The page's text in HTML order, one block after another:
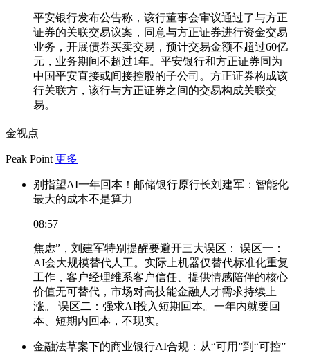
平安银行发布公告称，该行董事会审议通过了与方正
证券的关联交易议案，同意与方正证券进行资金交易
业务，开展债券买卖交易，预计交易金额不超过60亿
元，业务期间不超过1年。平安银行和方正证券同为
中国平安直接或间接控股的子公司。方正证券构成该
行关联方，该行与方正证券之间的交易构成关联交
易。
金视点
Peak Point 更多
别指望AI一年回本！邮储银行原行长刘建军：智能化
最大的成本不是算力
08:57
焦虑”，刘建军特别提醒要避开三大误区： 误区一：
AI会大规模替代人工。实际上机器仅替代标准化重复
工作，客户经理维系客户信任、提供情感陪伴的核心
价值无可替代，市场对高技能金融人才需求持续上
涨。 误区二：强求AI投入短期回本。一年内就要回
本、短期内回本，不现实。
金融法草案下的商业银行AI合规：从“可用”到“可控”